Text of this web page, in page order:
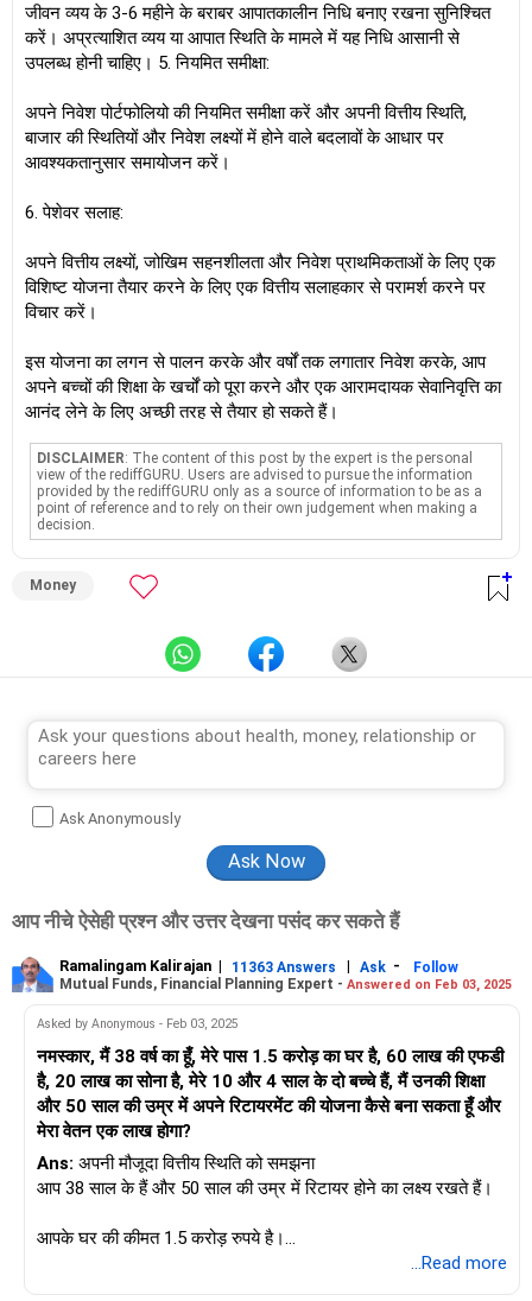
जीवन व्यय के 3-6 महीने के बराबर आपातकालीन निधि बनाए रखना सुनिश्चित
करें। अप्रत्याशित व्यय या आपात स्थिति के मामले में यह निधि आसानी से
उपलब्ध होनी चाहिए। 5. नियमित समीक्षा:
अपने निवेश पोर्टफोलियो की नियमित समीक्षा करें और अपनी वित्तीय स्थिति,
बाजार की स्थितियों और निवेश लक्ष्यों में होने वाले बदलावों के आधार पर
आवश्यकतानुसार समायोजन करें।
6. पेशेवर सलाह:
अपने वित्तीय लक्ष्यों, जोखिम सहनशीलता और निवेश प्राथमिकताओं के लिए एक
विशिष्ट योजना तैयार करने के लिए एक वित्तीय सलाहकार से परामर्श करने पर
विचार करें।
इस योजना का लगन से पालन करके और वर्षों तक लगातार निवेश करके, आप
अपने बच्चों की शिक्षा के खर्चों को पूरा करने और एक आरामदायक सेवानिवृत्ति का
आनंद लेने के लिए अच्छी तरह से तैयार हो सकते हैं।
DISCLAIMER: The content of this post by the expert is the personal
view of the rediffGURU. Users are advised to pursue the information
provided by the rediffGURU only as a source of information to be as a
point of reference and to rely on their own judgement when making a
decision.
Money
Ask Anonymously
आप नीचे ऐसेही प्रश्न और उत्तर देखना पसंद कर सकते हैं
Ramalingam Kalirajan | 11363 Answers | Ask -
Follow
Mutual Funds, Financial Planning Expert - Answered on Feb 03, 2025
Asked by Anonymous - Feb 03, 2025
नमस्कार, मैं 38 वर्ष का हूँ, मेरे पास 1.5 करोड़ का घर है, 60 लाख की एफडी
है, 20 लाख का सोना है, मेरे 10 और 4 साल के दो बच्चे हैं, मैं उनकी शिक्षा
और 50 साल की उम्र में अपने रिटायरमेंट की योजना कैसे बना सकता हूँ और
मेरा वेतन एक लाख होगा?
Ans: अपनी मौजूदा वित्तीय स्थिति को समझना
आप 38 साल के हैं और 50 साल की उम्र में रिटायर होने का लक्ष्य रखते हैं।
आपके घर की कीमत 1.5 करोड़ रुपये है।
...Read more